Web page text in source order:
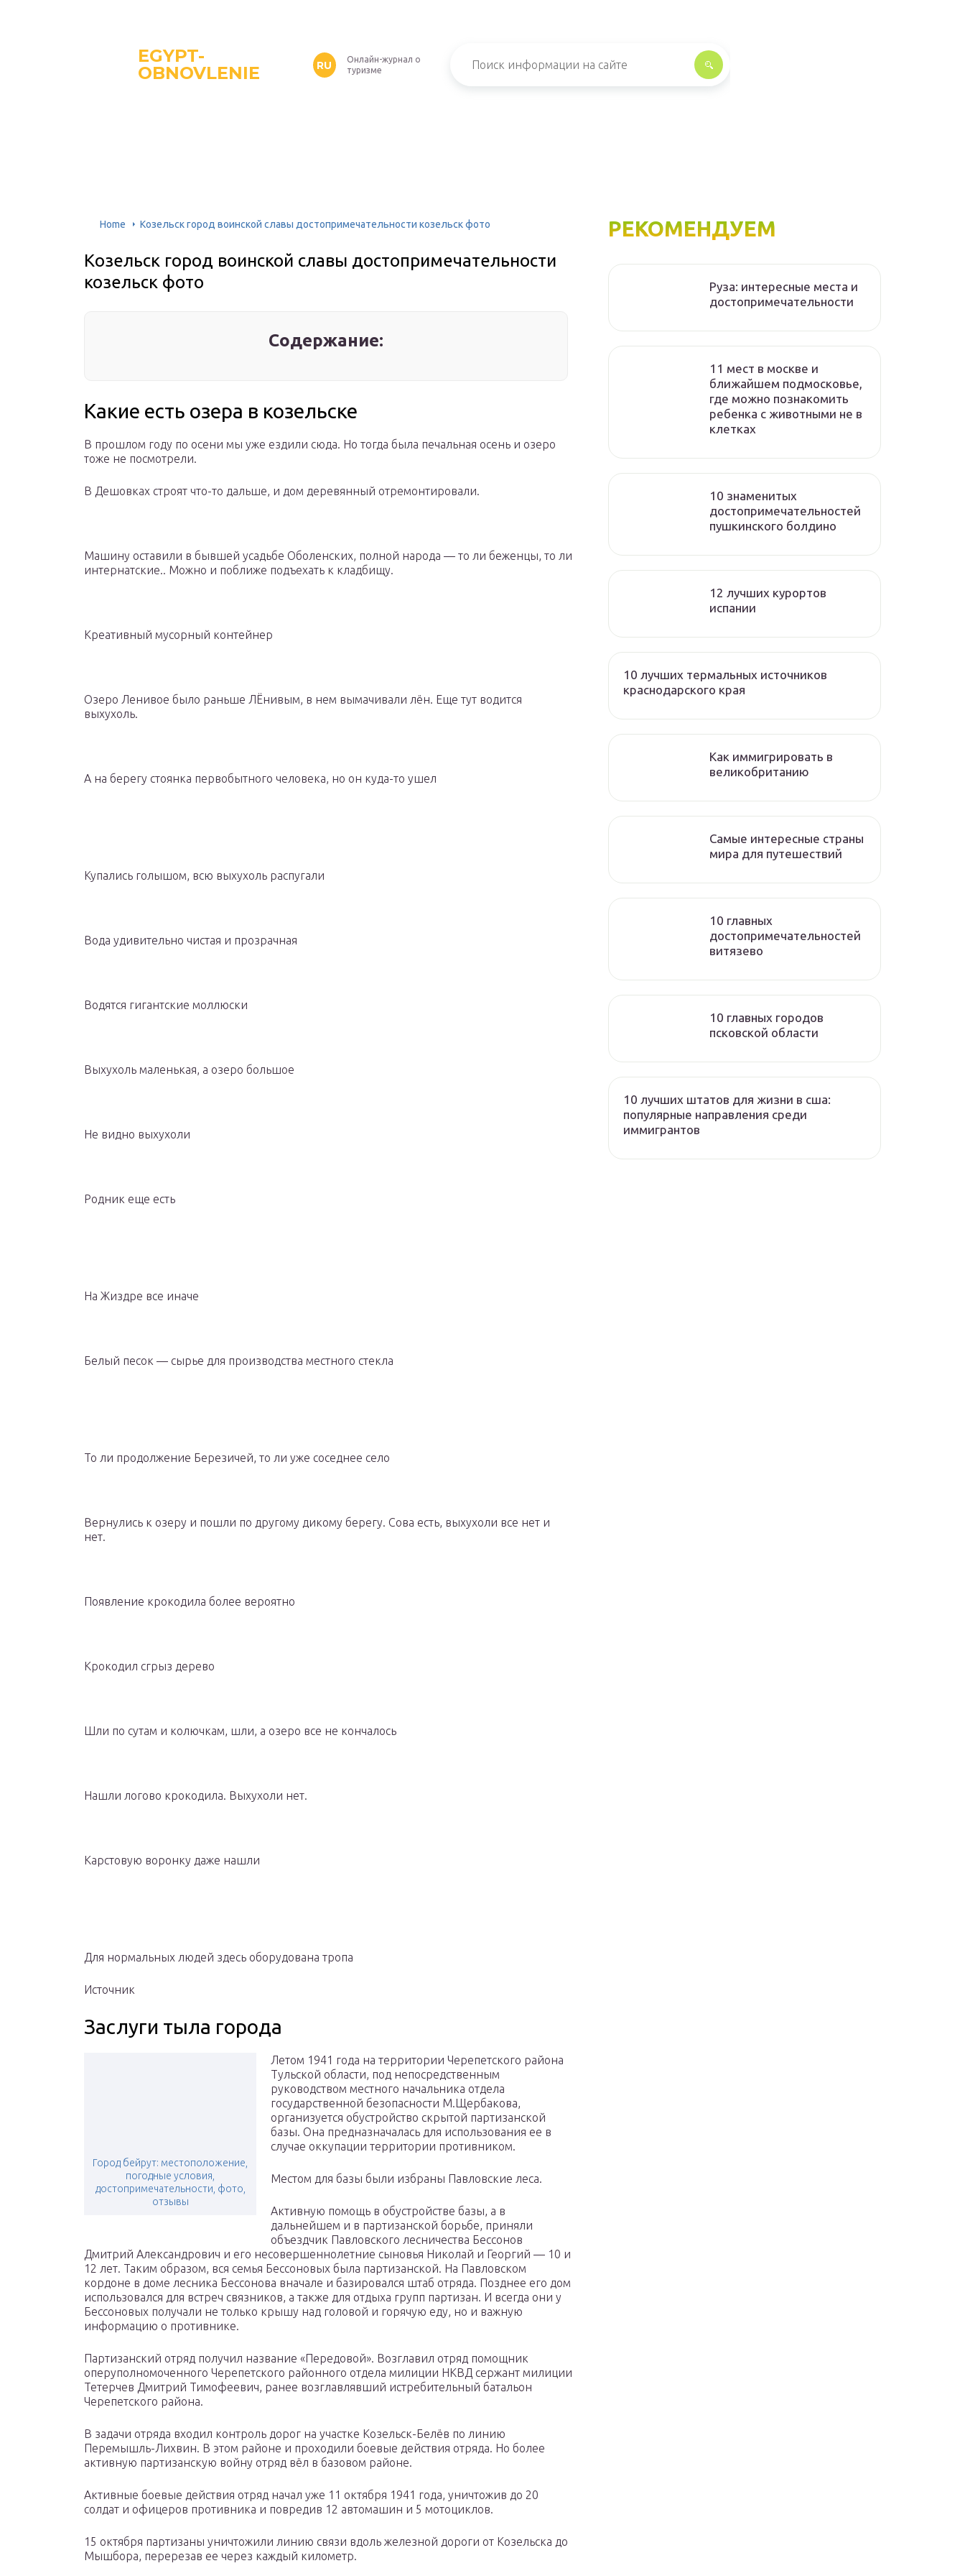
EGYPT-
OBNOVLENIE
RU
Онлайн-журнал о
туризме
Home Козельск город воинской славы достопримечательности козельск фото
Козельск город воинской славы достопримечательности
козельск фото
Содержание:
Какие есть озера в козельске
В прошлом году по осени мы уже ездили сюда. Но тогда была печальная осень и озеро
тоже не посмотрели.
В Дешовках строят что-то дальше, и дом деревянный отремонтировали.
Машину оставили в бывшей усадьбе Оболенских, полной народа — то ли беженцы, то ли
интернатские.. Можно и поближе подъехать к кладбищу.
Креативный мусорный контейнер
Озеро Ленивое было раньше ЛЁнивым, в нем вымачивали лён. Еще тут водится
выхухоль.
А на берегу стоянка первобытного человека, но он куда-то ушел
Купались голышом, всю выхухоль распугали
Вода удивительно чистая и прозрачная
Водятся гигантские моллюски
Выхухоль маленькая, а озеро большое
Не видно выхухоли
Родник еще есть
На Жиздре все иначе
Белый песок — сырье для производства местного стекла
То ли продолжение Березичей, то ли уже соседнее село
Вернулись к озеру и пошли по другому дикому берегу. Сова есть, выхухоли все нет и
нет.
Появление крокодила более вероятно
Крокодил сгрыз дерево
Шли по сутам и колючкам, шли, а озеро все не кончалось
Нашли логово крокодила. Выхухоли нет.
Карстовую воронку даже нашли
Для нормальных людей здесь оборудована тропа
Источник
Заслуги тыла города
Город бейрут: местоположение,
погодные условия,
достопримечательности, фото,
отзывы
Летом 1941 года на территории Черепетского района
Тульской области, под непосредственным
руководством местного начальника отдела
государственной безопасности М.Щербакова,
организуется обустройство скрытой партизанской
базы. Она предназначалась для использования ее в
случае оккупации территории противником.
Местом для базы были избраны Павловские леса.
Активную помощь в обустройстве базы, а в
дальнейшем и в партизанской борьбе, приняли
объездчик Павловского лесничества Бессонов
Дмитрий Александрович и его несовершеннолетние сыновья Николай и Георгий — 10 и
12 лет. Таким образом, вся семья Бессоновых была партизанской. На Павловском
кордоне в доме лесника Бессонова вначале и базировался штаб отряда. Позднее его дом
использовался для встреч связников, а также для отдыха групп партизан. И всегда они у
Бессоновых получали не только крышу над головой и горячую еду, но и важную
информацию о противнике.
Партизанский отряд получил название «Передовой». Возглавил отряд помощник
оперуполномоченного Черепетского районного отдела милиции НКВД сержант милиции
Тетерчев Дмитрий Тимофеевич, ранее возглавлявший истребительный батальон
Черепетского района.
В задачи отряда входил контроль дорог на участке Козельск-Белёв по линию
Перемышль-Лихвин. В этом районе и проходили боевые действия отряда. Но более
активную партизанскую войну отряд вёл в базовом районе.
Активные боевые действия отряд начал уже 11 октября 1941 года, уничтожив до 20
солдат и офицеров противника и повредив 12 автомашин и 5 мотоциклов.
15 октября партизаны уничтожили линию связи вдоль железной дороги от Козельска до
Мышбора, перерезав ее через каждый километр.
РЕКОМЕНДУЕМ
Руза: интересные места и
достопримечательности
11 мест в москве и
ближайшем подмосковье,
где можно познакомить
ребенка с животными не в
клетках
10 знаменитых
достопримечательностей
пушкинского болдино
12 лучших курортов
испании
10 лучших термальных источников
краснодарского края
Как иммигрировать в
великобританию
Самые интересные страны
мира для путешествий
10 главных
достопримечательностей
витязево
10 главных городов
псковской области
10 лучших штатов для жизни в сша:
популярные направления среди
иммигрантов